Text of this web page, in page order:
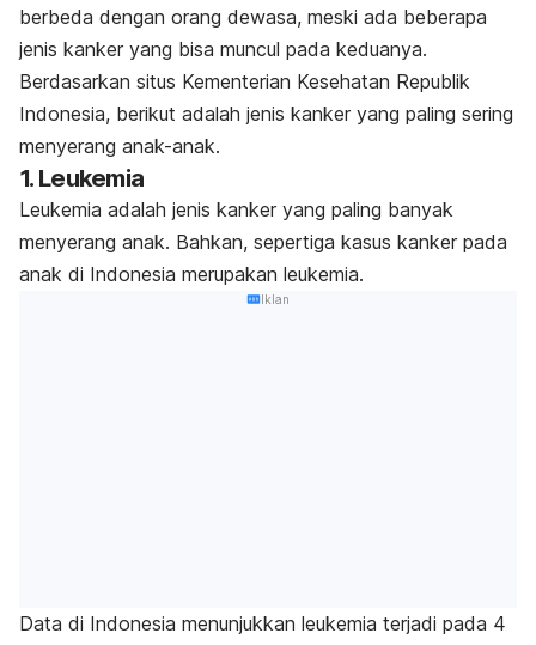
berbeda dengan orang dewasa, meski ada beberapa
jenis kanker yang bisa muncul pada keduanya.
Berdasarkan situs Kementerian Kesehatan Republik
Indonesia, berikut adalah jenis kanker yang paling sering
menyerang anak-anak.
1. Leukemia
Leukemia adalah jenis kanker yang paling banyak
menyerang anak. Bahkan, sepertiga kasus kanker pada
anak di Indonesia merupakan leukemia.
Iklan
Data di Indonesia menunjukkan leukemia terjadi pada 4